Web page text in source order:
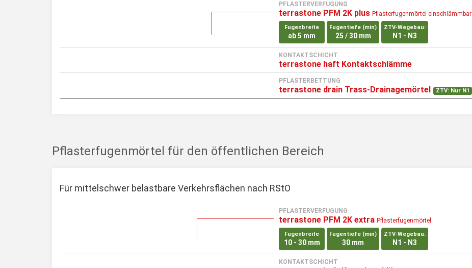
PFLASTERVERFUGUNG
terrastone PFM 2K plus Pflasterfugenmörtel einschlämmbar
Fugenbreite
ab 5 mm
Fugentiefe (min)
25 / 30 mm
ZTV-Wegebau:
N1 - N3
KONTAKTSCHICHT
terrastone haft Kontaktschlämme
PFLASTERBETTUNG
terrastone drain Trass-Drainagemörtel ZTV: Nur N1
Pflasterfugenmörtel für den öffentlichen Bereich
Für mittelschwer belastbare Verkehrsflächen nach RStO
PFLASTERVERFUGUNG
terrastone PFM 2K extra Pflasterfugenmörtel
Fugenbreite
10 - 30 mm
Fugentiefe (min)
30 mm
ZTV-Wegebau:
N1 - N3
KONTAKTSCHICHT